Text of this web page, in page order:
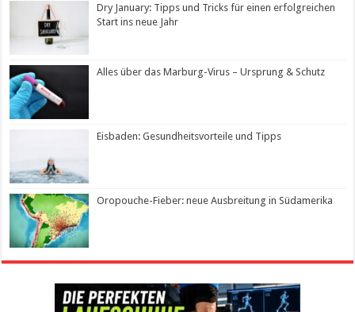
Dry January: Tipps und Tricks für einen erfolgreichen
Start ins neue Jahr
Alles über das Marburg-Virus – Ursprung & Schutz
Eisbaden: Gesundheitsvorteile und Tipps
Oropouche-Fieber: neue Ausbreitung in Südamerika